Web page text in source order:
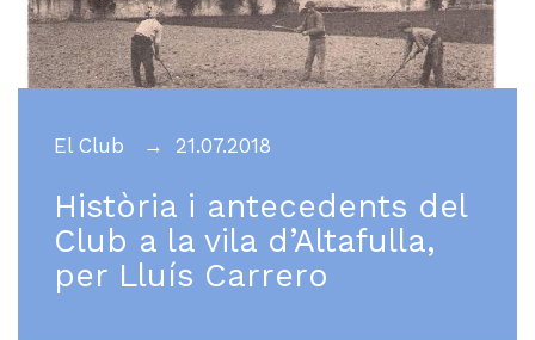
El Club 21.07.2018
Història i antecedents del
Club a la vila d’Altafulla,
per Lluís Carrero